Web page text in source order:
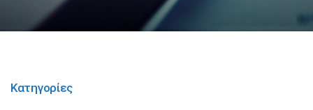
Κατηγορίες